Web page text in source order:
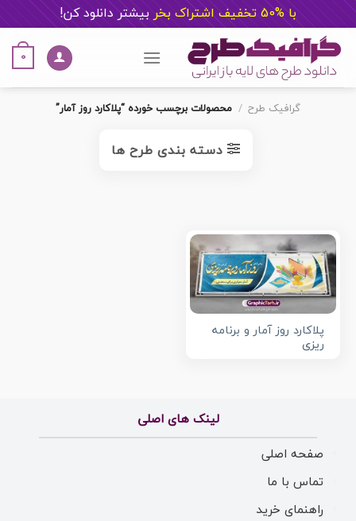
با %50 تخفیف اشتراک بخر بیشتر دانلود کن!
content
0
گرافیک طرح / محصولات برچسب خورده “پلاکارد روز آمار”
دسته بندی طرح ها
پلاکارد روز آمار و برنامه
ریزی
لینک های اصلی
صفحه اصلی
تماس با ما
راهنمای خرید